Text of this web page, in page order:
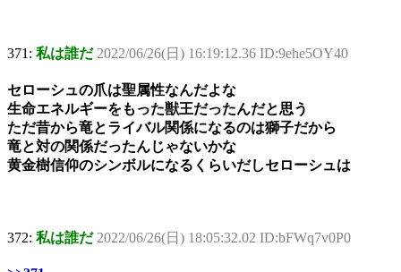
371: 私は誰だ 2022/06/26(日) 16:19:12.36 ID:9ehe5OY40
セローシュの爪は聖属性なんだよな
生命エネルギーをもった獣王だったんだと思う
ただ昔から竜とライバル関係になるのは獅子だから
竜と対の関係だったんじゃないかな
黄金樹信仰のシンボルになるくらいだしセローシュは
372: 私は誰だ 2022/06/26(日) 18:05:32.02 ID:bFWq7v0P0